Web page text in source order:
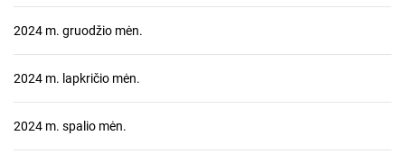
2024 m. gruodžio mėn.
2024 m. lapkričio mėn.
2024 m. spalio mėn.